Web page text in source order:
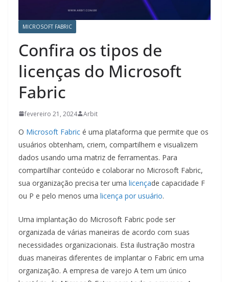
MICROSOFT FABRIC
Confira os tipos de
licenças do Microsoft
Fabric
fevereiro 21, 2024 Arbit
O Microsoft Fabric é uma plataforma que permite que os
usuários obtenham, criem, compartilhem e visualizem
dados usando uma matriz de ferramentas. Para
compartilhar conteúdo e colaborar no Microsoft Fabric,
sua organização precisa ter uma licençade capacidade F
ou P e pelo menos uma licença por usuário.
Uma implantação do Microsoft Fabric pode ser
organizada de várias maneiras de acordo com suas
necessidades organizacionais. Esta ilustração mostra
duas maneiras diferentes de implantar o Fabric em uma
organização. A empresa de varejo A tem um único